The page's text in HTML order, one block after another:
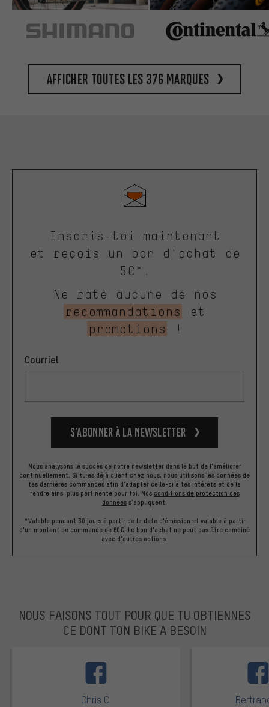
Afficher toutes les 376 marques
Inscris-toi maintenant
et reçois un bon d'achat de
5€*.
Ne rate aucune de nos
recommandations
et
promotions
!
Courriel
S’abonner à la newsletter
Nous analysons le succès de notre newsletter dans le but de l'améliorer
continuellement. Si tu es déjà client chez nous, nous utilisons les données de
tes dernières commandes afin d'adapter celle-ci à tes intérêts et de la
rendre ainsi plus pertinente pour toi. Nos conditions de protection des
données s'appliquent.
*Valable pendant 30 jours à partir de la date d'émission et valable à partir
d'un montant de commande de 60€. Le bon d'achat ne peut pas être combiné
avec d'autres actions.
NOUS FAISONS TOUT POUR QUE TU OBTIENNES
CE DONT TON BIKE A BESOIN
Chris C.